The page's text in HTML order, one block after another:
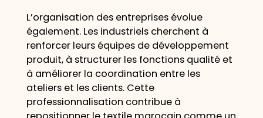
L’organisation des entreprises évolue
également. Les industriels cherchent à
renforcer leurs équipes de développement
produit, à structurer les fonctions qualité et
à améliorer la coordination entre les
ateliers et les clients. Cette
professionnalisation contribue à